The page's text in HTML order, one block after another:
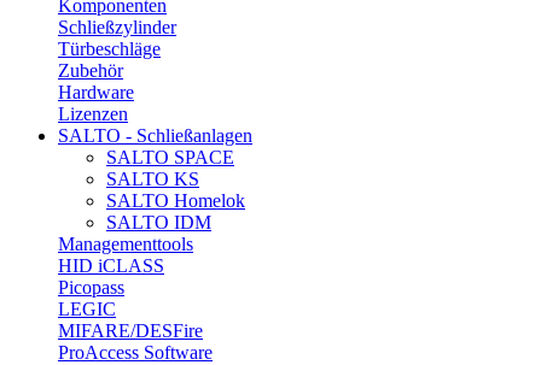
Komponenten
Schließzylinder
Türbeschläge
Zubehör
Hardware
Lizenzen
SALTO - Schließanlagen
SALTO SPACE
SALTO KS
SALTO Homelok
SALTO IDM
Managementtools
HID iCLASS
Picopass
LEGIC
MIFARE/DESFire
ProAccess Software